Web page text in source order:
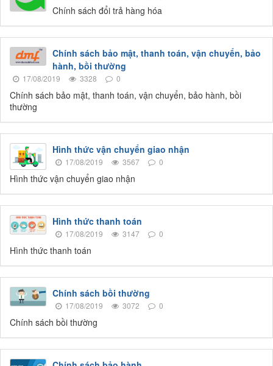
Chính sách đổi trả hàng hóa
Chính sách bảo mật, thanh toán, vận chuyển, bảo
hành, bồi thường
17/08/2019 3328 0
Chính sách bảo mật, thanh toán, vận chuyển, bảo hành, bồi
thường
Hình thức vận chuyển giao nhận
17/08/2019 3567 0
Hình thức vận chuyển giao nhận
Hình thức thanh toán
17/08/2019 3147 0
Hình thức thanh toán
Chính sách bồi thường
17/08/2019 3072 0
Chính sách bồi thường